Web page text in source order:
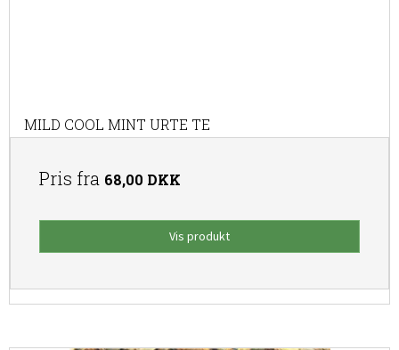
MILD COOL MINT URTE TE
Pris fra 68,00 DKK
Vis produkt